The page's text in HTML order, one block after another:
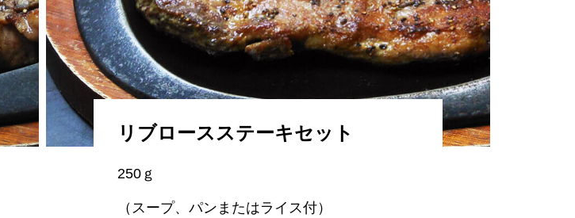
リブロースステーキセット
250ｇ
（スープ、パンまたはライス付）